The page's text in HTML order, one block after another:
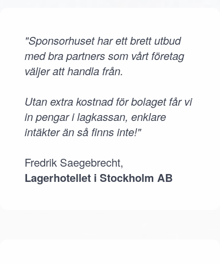
"Sponsorhuset har ett brett utbud
med bra partners som vårt företag
väljer att handla från.
Utan extra kostnad för bolaget får vi
in pengar i lagkassan, enklare
intäkter än så finns inte!"
Fredrik Saegebrecht,
Lagerhotellet i Stockholm AB